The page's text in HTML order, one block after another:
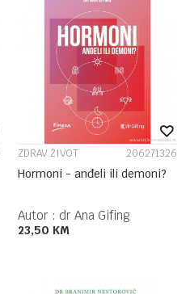
ZDRAV ŽIVOT 206271326
Hormoni - anđeli ili demoni?
Autor : dr Ana Gifing
23,50 KM